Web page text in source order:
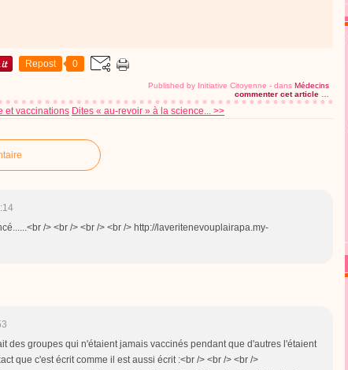
Repost 0
Published by Initiative Citoyenne - dans Médecins
commenter cet article
et vaccinations Dites « au-revoir » à la science... >>
/> <br /> <br /> <br /> http://laveritenevouplairapa.my-
des groupes qui n'étaient jamais vaccinés pendant que d'autres l'étaient
que c'est écrit comme il est aussi écrit :<br /> <br /> <br />